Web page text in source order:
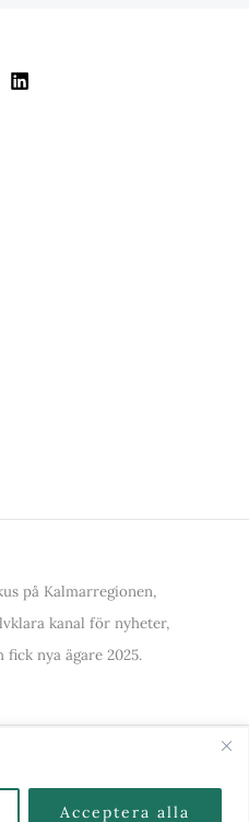
Acceptera alla
på Kalmarregionen,
kanal för nyheter,
fick nya ägare 2025.